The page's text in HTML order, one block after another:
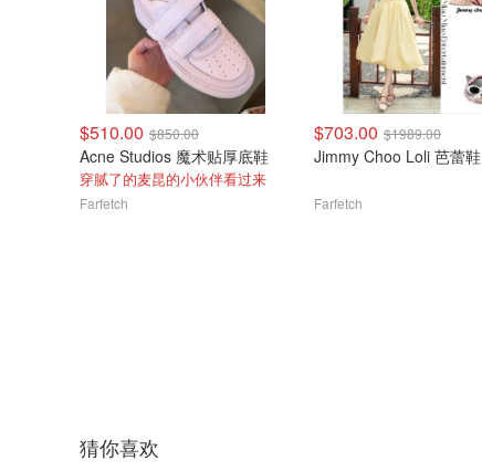
$510.00 $850.00
Acne Studios 魔术贴厚底鞋
穿腻了的麦昆的小伙伴看过来
Farfetch
$703.00 $1989.00
Jimmy Choo Loli 芭蕾鞋
Farfetch
猜你喜欢